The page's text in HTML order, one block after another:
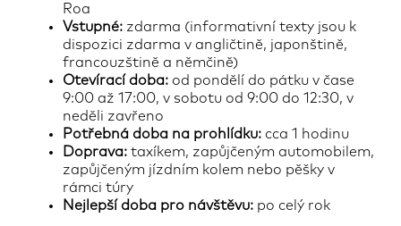
Roa
Vstupné: zdarma (informativní texty jsou k
dispozici zdarma v angličtině, japonštině,
francouzštině a němčině)
Otevírací doba: od pondělí do pátku v čase
9:00 až 17:00, v sobotu od 9:00 do 12:30, v
neděli zavřeno
Potřebná doba na prohlídku: cca 1 hodinu
Doprava: taxíkem, zapůjčeným automobilem,
zapůjčeným jízdním kolem nebo pěšky v
rámci túry
Nejlepší doba pro návštěvu: po celý rok